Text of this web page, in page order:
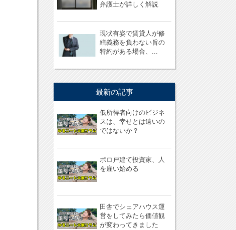
弁護士が詳しく解説
現状有姿で賃貸人が修
繕義務を負わない旨の
特約がある場合、...
最新の記事
低所得者向けのビジネ
スは、幸せとは遠いの
ではないか？
ボロ戸建て投資家、人
を雇い始める
田舎でシェアハウス運
営をしてみたら価値観
が変わってきました